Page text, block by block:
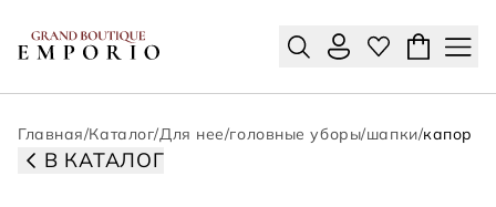
Главная/Каталог/Для нее/головные уборы/шапки/капор
В КАТАЛОГ